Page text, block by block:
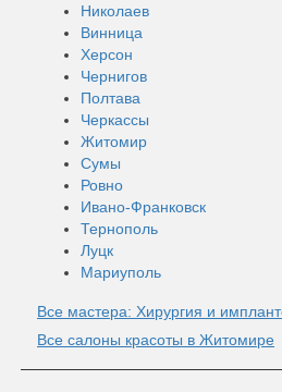
Николаев
Винница
Херсон
Чернигов
Полтава
Черкассы
Житомир
Сумы
Ровно
Ивано-Франковск
Тернополь
Луцк
Мариуполь
Все мастера: Хирургия и
Все салоны красоты в Житомире